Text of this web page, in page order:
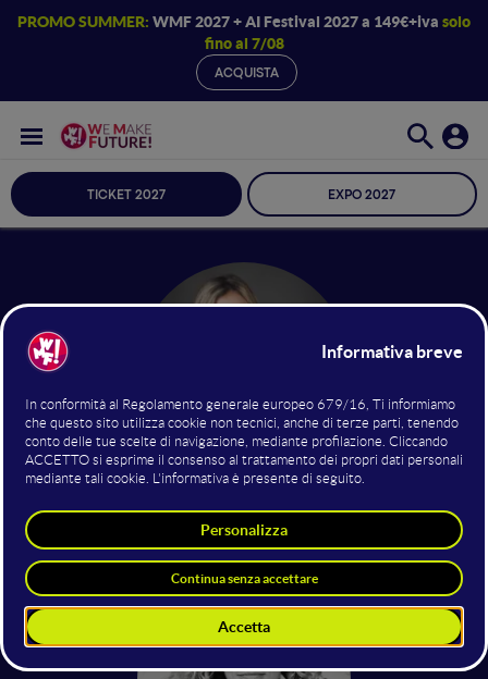
PROMO SUMMER: WMF 2027 + AI Festival 2027 a 149€+iva solo
fino al 7/08
ACQUISTA
TICKET 2027 EXPO 2027
Social Media Expert
Glisco Marketing